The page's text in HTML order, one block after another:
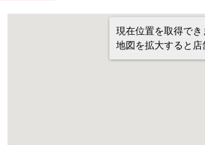
現在位置を取得でき
地図を拡大すると店